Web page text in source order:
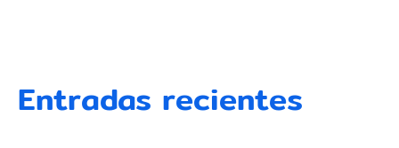
Entradas recientes